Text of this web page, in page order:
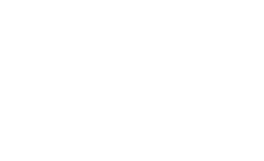
opkald til
kr.
ikke har
opkald.